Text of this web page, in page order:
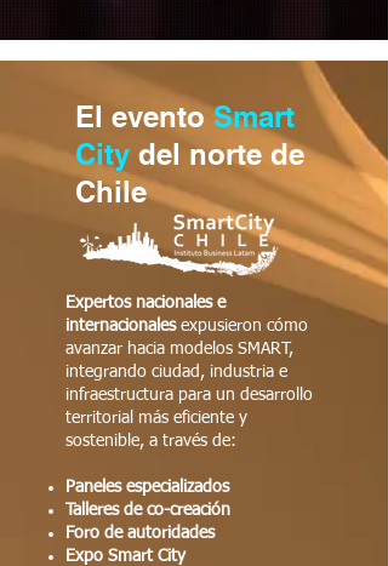
El eventoSmart
City del norte de
Chile
Expertos nacionales e
internacionalesexpusieron cómo
avanzar hacia modelos SMART,
integrando ciudad, industria e
infraestructura para un desarrollo
territorial más eficiente y
sostenible, a través de:
Paneles especializados
Talleres de co-creación
Foro de autoridades
Expo Smart City